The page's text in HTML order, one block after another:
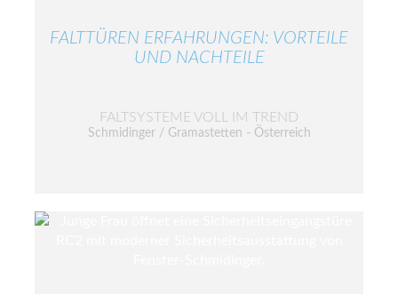
FALTTÜREN ERFAHRUNGEN: VORTEILE
UND NACHTEILE
FALTSYSTEME VOLL IM TREND
Schmidinger / Gramastetten - Österreich